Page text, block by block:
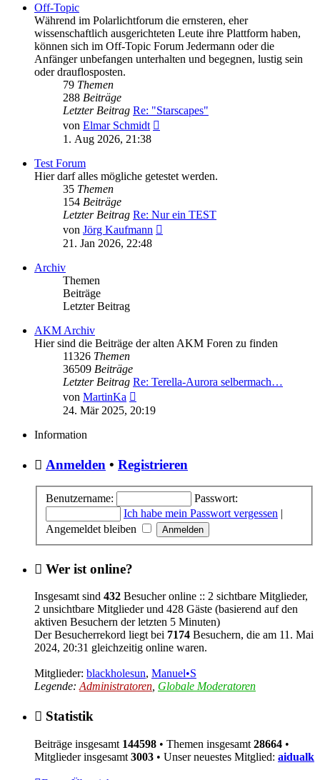
Off-Topic
Während im Polarlichtforum die ernsteren, eher
wissenschaftlich ausgerichteten Leute ihre Plattform haben,
können sich im Off-Topic Forum Jedermann oder die
Anfänger unbefangen unterhalten und begegnen, lustig sein
oder drauflosposten.
79 Themen
288 Beiträge
Letzter Beitrag Re: "Starscapes"
von Elmar Schmidt
1. Aug 2026, 21:38
Test Forum
Hier darf alles mögliche getestet werden.
35 Themen
154 Beiträge
Letzter Beitrag Re: Nur ein TEST
von Jörg Kaufmann
21. Jan 2026, 22:48
Archiv
Themen
Beiträge
Letzter Beitrag
AKM Archiv
Hier sind die Beiträge der alten AKM Foren zu finden
11326 Themen
36509 Beiträge
Letzter Beitrag Re: Terella-Aurora selbermach…
von MartinKa
Beitrag
24. Mär 2025, 20:19
Information
Anmelden • Registrieren
Benutzername:
Passwort:
Ich habe mein Passwort vergessen |
Angemeldet bleiben
Wer ist online?
Insgesamt sind 432 Besucher online :: 2 sichtbare Mitglieder,
2 unsichtbare Mitglieder und 428 Gäste (basierend auf den
aktiven Besuchern der letzten 5 Minuten)
Der Besucherrekord liegt bei 7174 Besuchern, die am 11. Mai
2024, 20:31 gleichzeitig online waren.
Mitglieder: blackholesun, Manuel•S
Legende: Administratoren Globale Moderatoren
Statistik
Beiträge insgesamt 144598 • Themen insgesamt 28664 •
Mitglieder insgesamt 3003 • Unser neuestes Mitglied: aidualk